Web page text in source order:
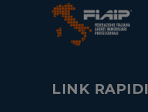
LINK RAPIDI